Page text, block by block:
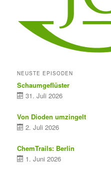
NEUSTE EPISODEN
Schaumgeflüster
31. Juli 2026
Von Dioden umzingelt
2. Juli 2026
ChemTrails: Berlin
1. Juni 2026